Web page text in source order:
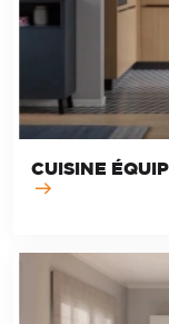
CUISINE